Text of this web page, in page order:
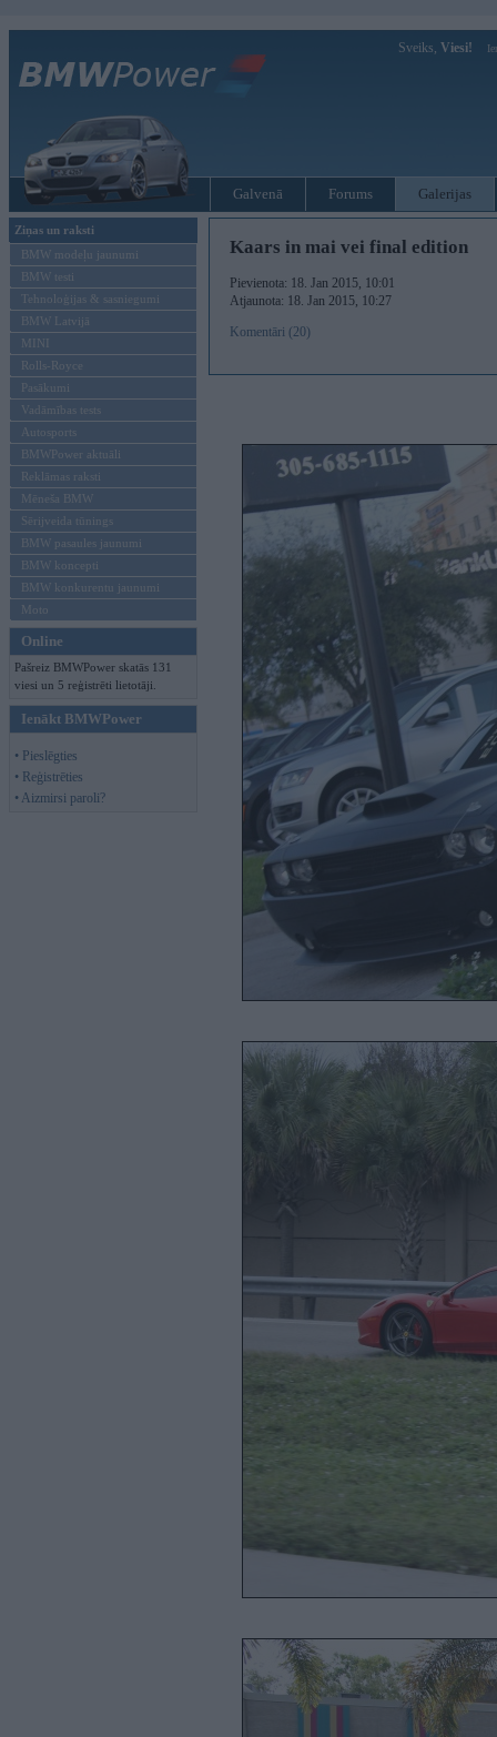
Sveiks, Viesi!
Galvenā Forums Galerijas
Ziņas un raksti
BMW modeļu jaunumi
BMW testi
Tehnoloģijas & sasniegumi
BMW Latvijā
MINI
Rolls-Royce
Pasākumi
Vadāmības tests
Autosports
BMWPower aktuāli
Reklāmas raksti
Mēneša BMW
Sērijveida tūnings
BMW pasaules jaunumi
BMW koncepti
BMW konkurentu jaunumi
Moto
Online
Pašreiz BMWPower skatās 131
viesi un 5 reģistrēti lietotāji.
Ienākt BMWPower
• Pieslēgties
• Reģistrēties
• Aizmirsi paroli?
Kaars in mai vei final edition
Pievienota: 18. Jan 2015, 10:01
Atjaunota: 18. Jan 2015, 10:27
Komentāri (20)